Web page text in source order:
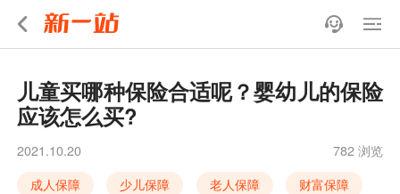
儿童买哪种保险合适呢？婴幼儿的保险
应该怎么买?
2021.10.20
782 浏览
成人保障
少儿保障 老人保障
财富保障